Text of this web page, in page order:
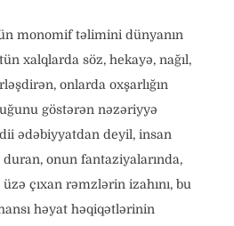
monomif təlimini dünyanın
xalqlarda söz, hekayə, nağıl,
onlarda oxşarlığın
göstərən nəzəriyyə
ədəbiyyatdan deyil, insan
duran, onun fantaziyalarında,
çıxan rəmzlərin izahını, bu
həyat həqiqətlərinin